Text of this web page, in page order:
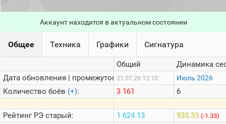
Статистика
стримеров
Информация
Онлайн
Цветовая
шкала
Аккаунт находится в актуальном состоянии
Общее Техника Графики Сигнатура
Дата обновления | промежуток:
Количество боёв (+):
РейтингРЭ старый:
Общий
21.07.26 12:10
3 161
1 624.13
Динамика
Июль 2026
6
935.33 (-1.33)